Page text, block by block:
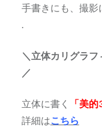
手書きにも、撮影
.
＼立体カリグラ
／
立体に書く
「美
詳細はこちら